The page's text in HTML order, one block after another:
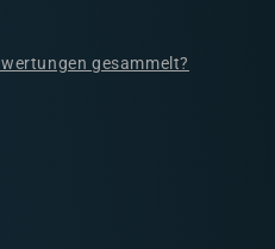
gesammelt?